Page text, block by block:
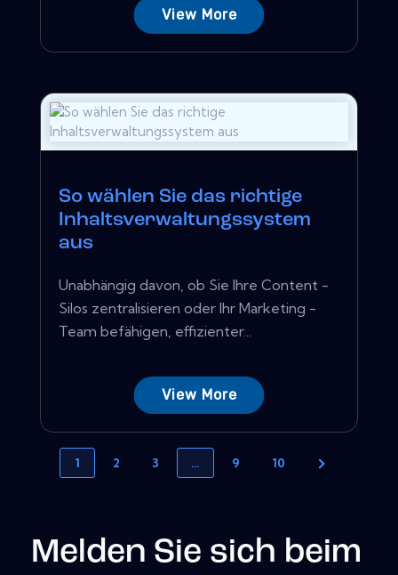
View More
So wählen Sie das richtige
Inhaltsverwaltungssystem
aus
Unabhängig davon, ob Sie Ihre Content -
Silos zentralisieren oder Ihr Marketing -
Team befähigen, effizienter...
View More
1 2 3 … 9 10
Melden Sie sich beim